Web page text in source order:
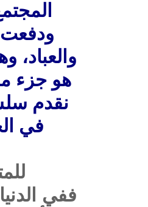
ودفعت
والعباد،
هو جزء
نقدم
في
ففي